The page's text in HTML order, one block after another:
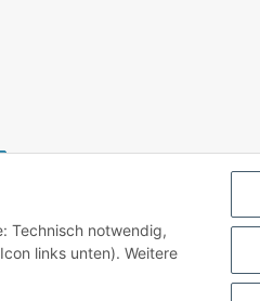
Versand
sind
Technisch notwendig,
links unten). Weitere